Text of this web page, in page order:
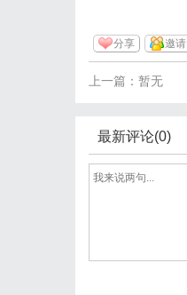
分享 邀请
上一篇：暂无
最新评论(0)